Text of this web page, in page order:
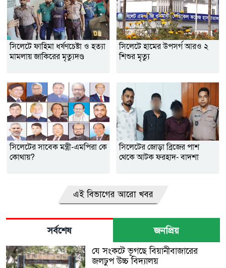
সিলেটে ফাহিমা ধর্ষণচেষ্টা ও হত্যা
মামলায় জাকিরের মৃত্যুদণ্ড
সিলেটে হামের উপসর্গ আরও ২
শিশুর মৃত্যু
সিলেটের সাবেক মন্ত্রী-এমপিরা কে
কোথায়?
সিলেটের জোড়া ব্রিজের পাশ
থেকে আটক ফরহাদ- বাদশা
এই বিভাগের আরো খবর
সর্বশেষ জনপ্রিয়
যে সংকটে ভূগছে বিয়ানীবাজারের
জলঢুপ উচ্চ বিদ্যালয়